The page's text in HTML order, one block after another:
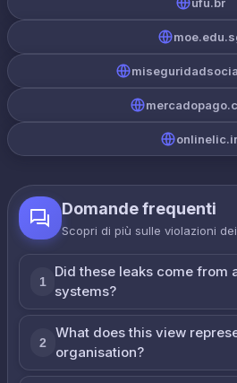
Domande frequenti
Scopri di più sulle violazioni
1
Did these leaks come from
systems?
2
What does this view
organisation?